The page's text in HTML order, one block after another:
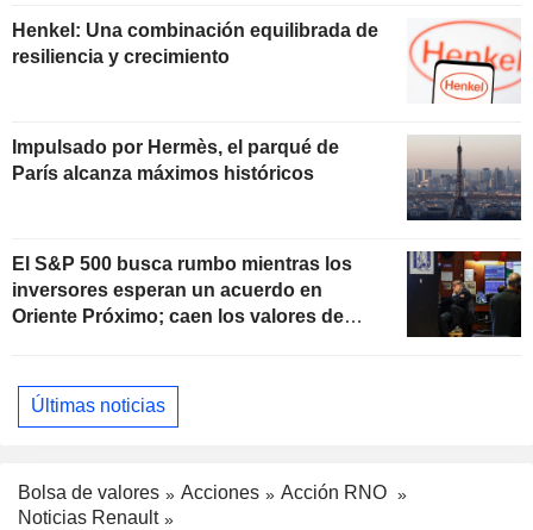
Henkel: Una combinación equilibrada de
resiliencia y crecimiento
Impulsado por Hermès, el parqué de
París alcanza máximos históricos
El S&P 500 busca rumbo mientras los
inversores esperan un acuerdo en
Oriente Próximo; caen los valores de
Últimas noticias
Bolsa de valores Acciones
Acción RNO
Noticias Renault